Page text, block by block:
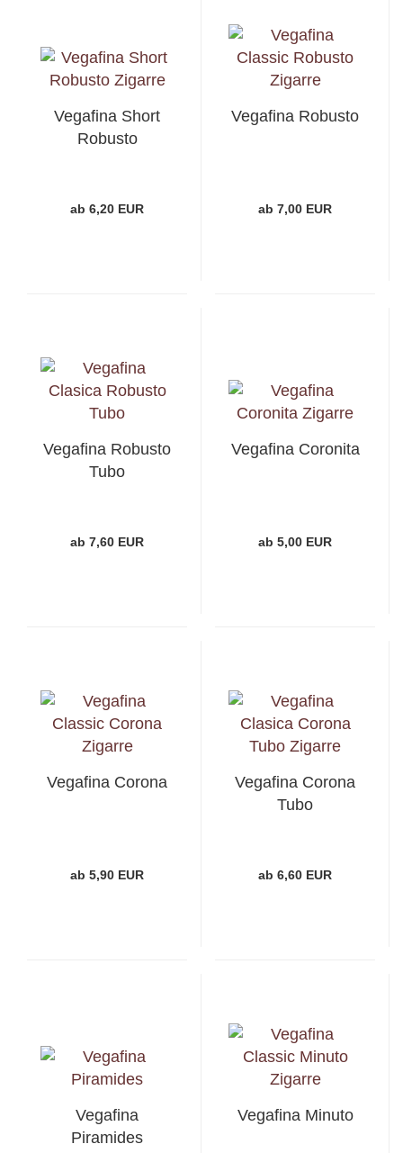
Vegafina Short
Robusto
ab 6,20 EUR
Vegafina Robusto
ab 7,00 EUR
Vegafina Robusto
Tubo
ab 7,60 EUR
Vegafina Coronita
ab 5,00 EUR
Vegafina Corona
ab 5,90 EUR
Vegafina Corona
Tubo
ab 6,60 EUR
Vegafina
Piramides
Vegafina Minuto